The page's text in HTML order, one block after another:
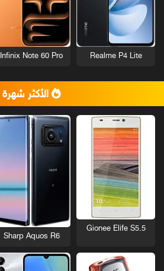
Realme P4 Lite
Infinix Note 60 Pro
الأكثر شهرة
Gionee Elife S5.5
Sharp Aquos R6